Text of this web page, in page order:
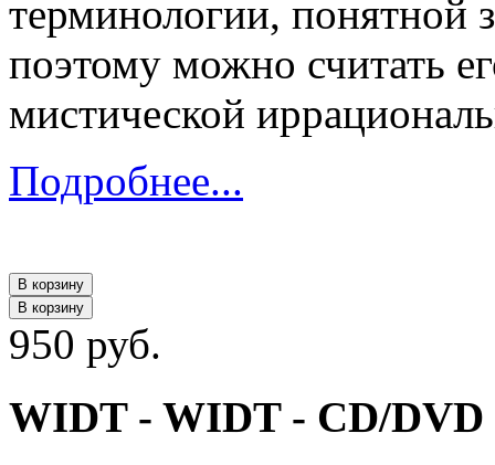
терминологии, понятной
поэтому можно считать
мистической
Подробнее...
В корзину
В корзину
950 руб.
WIDT - WIDT - CD/